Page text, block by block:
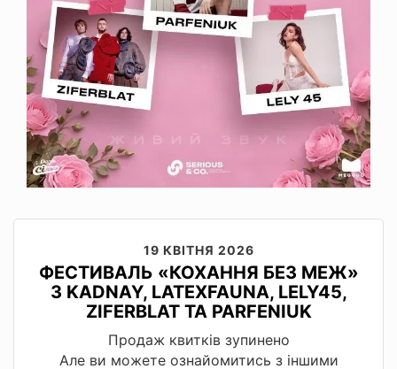
19 КВІТНЯ 2026
ФЕСТИВАЛЬ «КОХАННЯ БЕЗ МЕЖ»
З KADNAY, LATEXFAUNA, LELY45,
ZIFERBLAT ТА PARFENIUK
Продаж квитків зупинено
Але ви можете ознайомитись з іншими